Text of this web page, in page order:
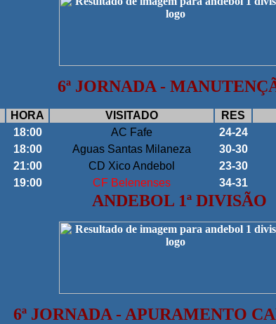
6ª JORNADA -
HORA VISITADO RES
18:00 AC Fafe 24-24
18:00 Aguas Santas Milaneza 30-30
21:00 CD Xico Andebol 23-30
19:00 CF Belenenses 34-31
ANDEBOL 1ª DIVISÃO
6ª JORNADA - APURAMENTO